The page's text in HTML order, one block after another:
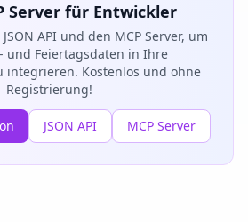
Server für Entwickler
API und den MCP Server, um
und Feiertagsdaten in Ihre
integrieren. Kostenlos und ohne
Registrierung!
JSON API MCP Server